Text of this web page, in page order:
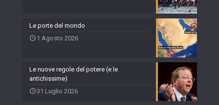
Le porte del mondo
1 Agosto 2026
Le nuove regole del potere (e le
antichissime)
31 Luglio 2026